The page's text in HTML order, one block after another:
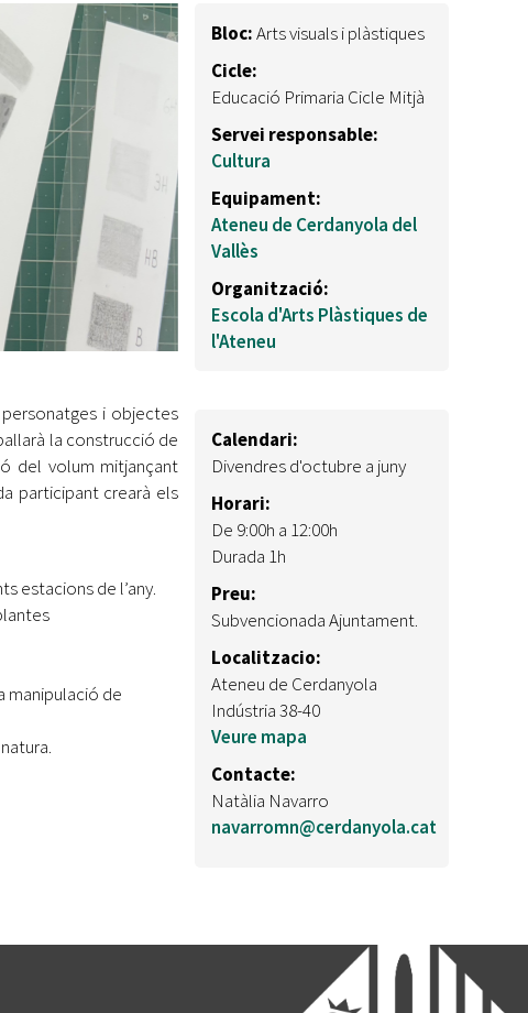
i objectes
la construcció de
del volum mitjançant
participant crearà els
estacions de l’any.
manipulació de
Bloc:Arts visuals i plàstiques
Cicle:
Educació Primaria Cicle Mitjà
Servei responsable:
Cultura
Equipament:
Ateneu de Cerdanyola del
Vallès
Organització:
Escola d'Arts Plàstiques de
l'Ateneu
Calendari:
Divendres d'octubre a juny
Horari:
De 9:00h a 12:00h
Durada 1h
Preu:
Subvencionada Ajuntament.
Localitzacio:
Ateneu de Cerdanyola
Indústria 38-40
Veure mapa
Contacte:
Natàlia Navarro
navarromn@cerdanyola.cat